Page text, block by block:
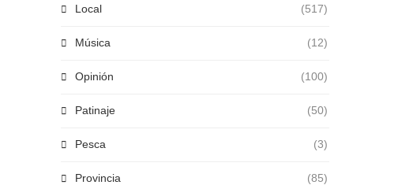
Local (517)
Música (12)
Opinión (100)
Patinaje (50)
Pesca (3)
Provincia (85)